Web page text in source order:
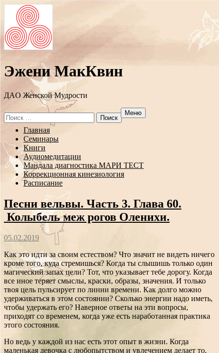
Эжени МакКвин
ДAO Женской Мудрости
Search
for:
Меню
Перейти
содержанию
Главная
Семинары
Книги
Аудиомедитации
Мандала диагностика МАРИ ТЕСТ
Коррекционная кинезиология
Расписание
Песни вельвы. Часть 3. Глава 60.
Колыбель меж рогов Оленихи.
05.02.2019
Как это идти за своим естеством? Что значит не видеть ничего
кроме того, куда стремишься? Когда ты слышишь только один
магический запах цели? Тот, что указывает тебе дорогу. Когда
все иное теряет смыслы, краски, образы, значения. И только
твоя цель пульсирует по линии времени. Как долго можно
удерживаться в этом состоянии? Сколько энергии надо иметь,
чтобы удержать его? Наверное ответы на эти вопросы,
приходят со временем, когда уже есть наработанная практика
этого состояния.
Но ведь у каждой из нас есть этот опыт в жизни. Когда
маленькая девочка с любопытством и увлечением делает то,